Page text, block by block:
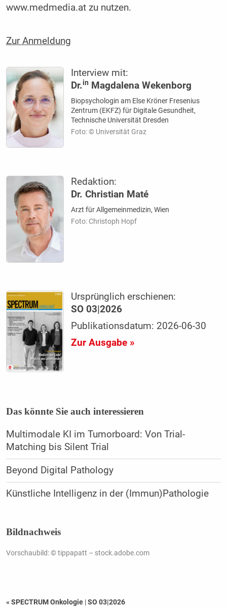
www.medmedia.at zu nutzen.
Zur Anmeldung
Interview mit:
Dr.in Magdalena Wekenborg
Biopsychologin am Else Kröner Fresenius
Zentrum (EKFZ) für Digitale Gesundheit,
Technische Universität Dresden
Foto: © Universität Graz
Redaktion:
Dr. Christian Maté
Arzt für Allgemeinmedizin, Wien
Foto: Christoph Hopf
Ursprünglich erschienen:
SO 03|2026
Publikationsdatum: 2026-06-30
Zur Ausgabe »
Das könnte Sie auch interessieren
Multimodale KI im Tumorboard: Von Trial-
Matching bis Silent Trial
Beyond Digital Pathology
Künstliche Intelligenz in der (Immun)Pathologie
Bildnachweis
Vorschaubild: © tippapatt – stock.adobe.com
« SPECTRUM Onkologie |SO 03|2026